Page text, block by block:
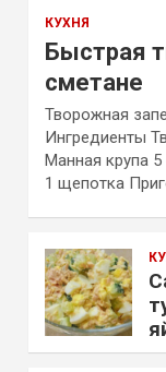
КУХНЯ
Быстрая
сметане
Творожная
Ингредиенты
Манная крупа 5
1 щепотка